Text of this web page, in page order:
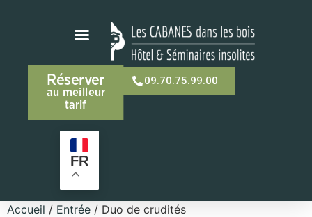
Réserver
au meilleur
tarif
09.70.75.99.00
FR
Accueil / Entrée / Duo de crudités